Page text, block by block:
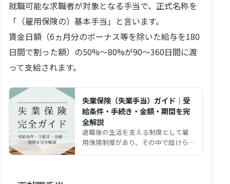
就職可能な求職者が対象となる手当で、正式名称を
「（雇用保険の）基本手当」と言います。
賃金日額（6ヵ月分のボーナス等を除いた給与を180
日間で割った額）の50%～80%が90～360日間に渡
って支給されます。
失業保険（失業手当）ガイド｜受
給条件・手続き・金額・期間を完
全解説
退職後の生活を支える制度として雇
用保険制度があり、その中で設けられ